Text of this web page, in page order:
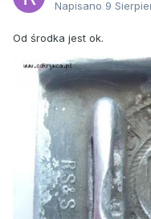
Napisano 9
Od środka jest ok.